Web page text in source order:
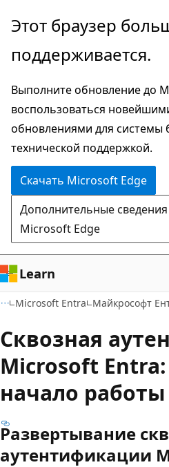
Пропустить
перейти
основному
содержимому
Этот браузер
поддерживается.
Выполните обновление до
воспользоваться
обновлениями для системы
технической поддержкой.
Скачать Microsoft Edge
Дополнительные
Microsoft Edge
Learn
Microsoft Entra Майкрософт
Сквозная
Microsoft
начало работы
Развертывание
аутентификации